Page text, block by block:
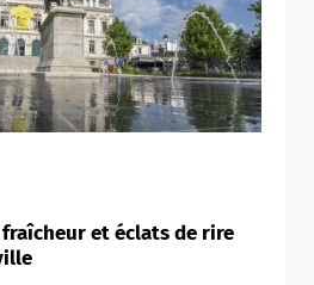
fraîcheur et éclats de rire